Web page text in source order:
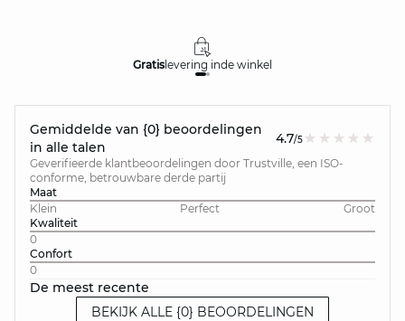
Gratislevering inde winkel
Gemiddelde van {0} beoordelingen
in alle talen
4.7/5
Geverifieerde klantbeoordelingen door Trustville, een ISO-
conforme, betrouwbare derde partij
Maat
Klein
Perfect
Groot
Kwaliteit
0
Confort
0
De meest recente
BEKIJK ALLE {0} BEOORDELINGEN